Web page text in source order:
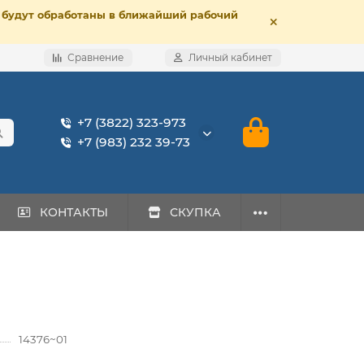
обработаны в ближайший рабочий
Сравнение Личный кабинет
+7 (3822) 323-973
+7 (983) 232 39-73
КОНТАКТЫ СКУПКА
14376~01